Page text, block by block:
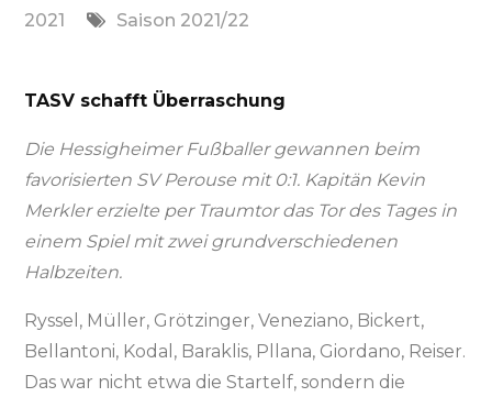
2021
Saison 2021/22
TASV schafft Überraschung
Die Hessigheimer Fußballer gewannen beim
favorisierten SV Perouse mit 0:1. Kapitän Kevin
Merkler erzielte per Traumtor das Tor des Tages in
einem Spiel mit zwei grundverschiedenen
Halbzeiten.
Ryssel, Müller, Grötzinger, Veneziano, Bickert,
Bellantoni, Kodal, Baraklis, Pllana, Giordano, Reiser.
Das war nicht etwa die Startelf, sondern die